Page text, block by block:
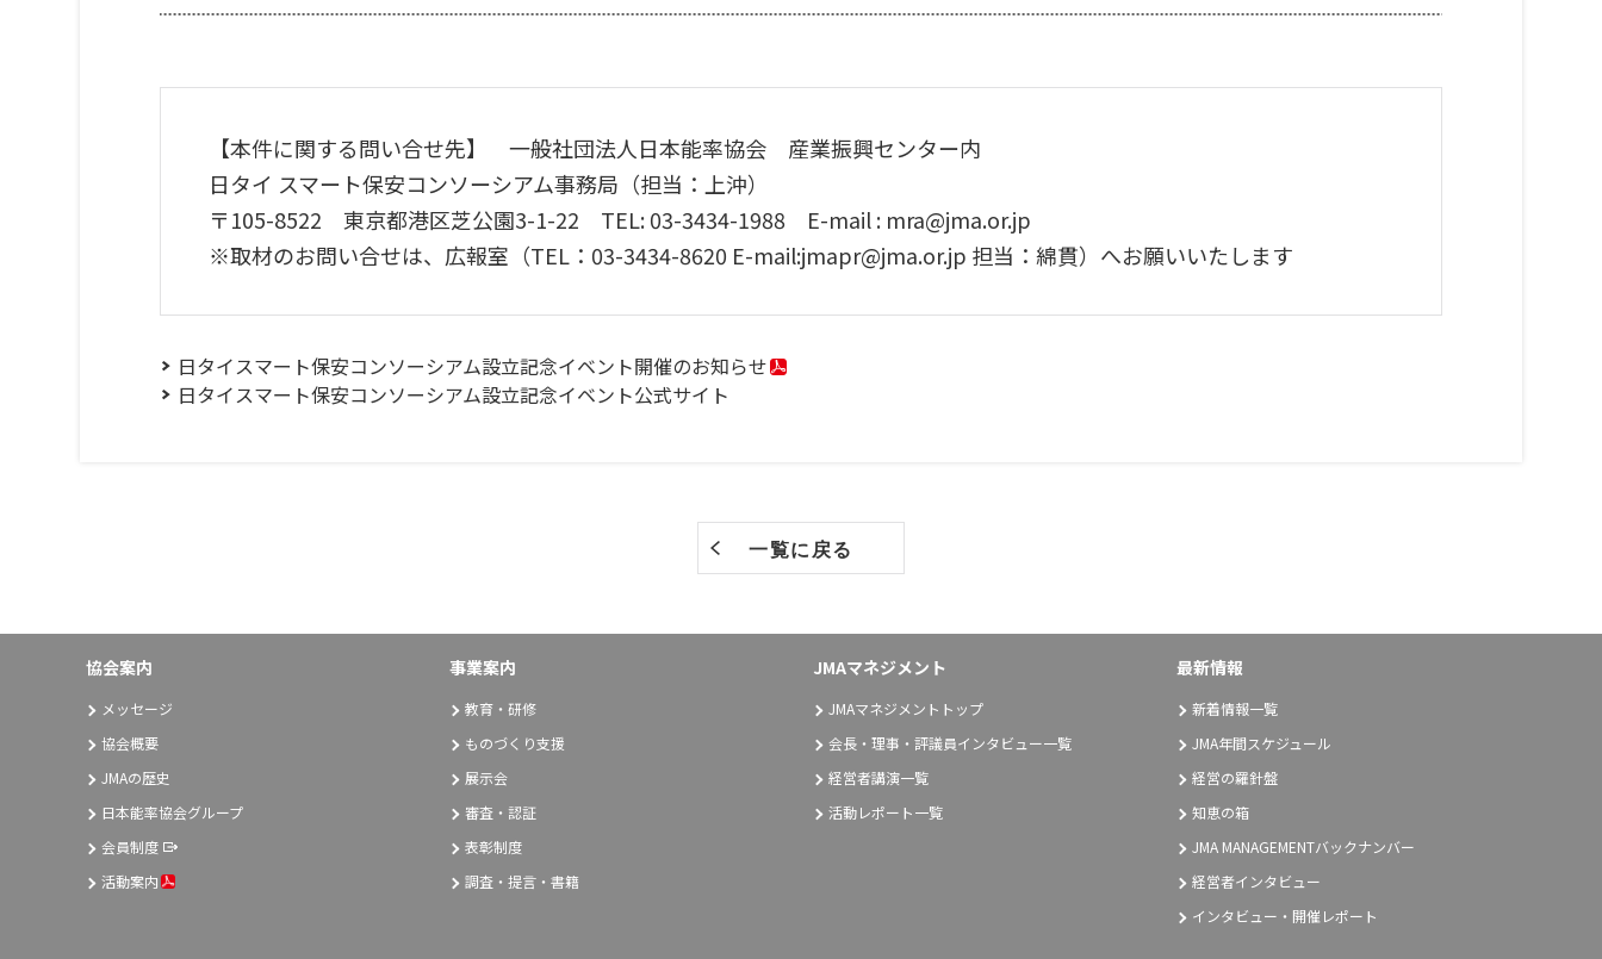
【本件に関する問い合せ先】 一般社団法人日本能率協会 産業振興センター内
日タイ スマート保安コンソーシアム事務局（担当：上沖）
〒105-8522 東京都港区芝公園3-1-22 TEL: 03-3434-1988 E-mail : mra@jma.or.jp
※取材のお問い合せは、広報室（TEL：03-3434-8620 E-mail:jmapr@jma.or.jp 担当：綿貫）へお願いいたします
日タイスマート保安コンソーシアム設立記念イベント開催のお知らせ
日タイスマート保安コンソーシアム設立記念イベント公式サイト
一覧に戻る
協会案内
メッセージ
協会概要
JMAの歴史
日本能率協会グループ
会員制度
活動案内
事業案内
教育・研修
ものづくり支援
展示会
審査・認証
表彰制度
調査・提言・書籍
JMAマネジメント
JMAマネジメントトップ
会長・理事・評議員インタビュー一覧
経営者講演一覧
活動レポート一覧
最新情報
新着情報一覧
JMA年間スケジュール
経営の羅針盤
知恵の箱
JMA MANAGEMENTバックナンバー
経営者インタビュー
インタビュー・開催レポート